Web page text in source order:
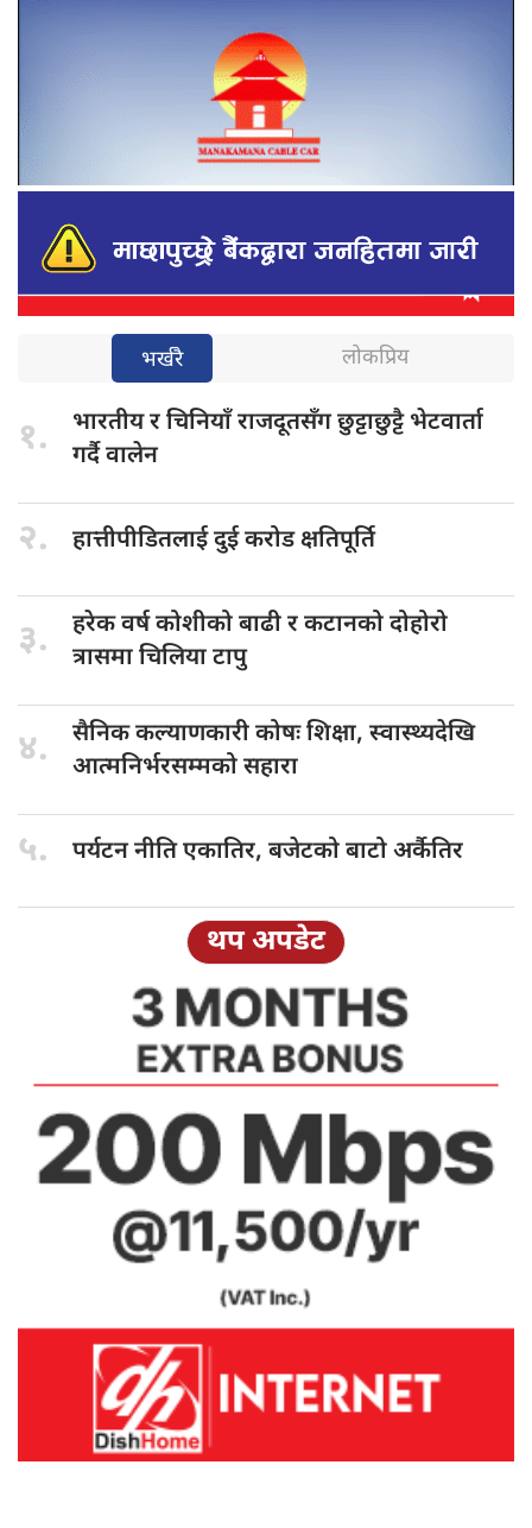
भर्खरै लोकप्रिय
१. भारतीय रचिनियाँ राजदूतसँग छुट्टाछुट्टै भेटवार्ता
गर्दै वालेन
२. हात्तीपीडितलाई दुईकरोड क्षतिपूर्ति
३. हरेक वर्षकोशीको बाढी र कटानको दोहोरो
त्रासमा चिलिया टापु
४. सैनिक कल्याणकारीकोषः शिक्षा, स्वास्थ्यदेखि
आत्मनिर्भरसम्मको सहारा
५. पर्यटन नीतिएकातिर, बजेटको बाटो अर्कैतिर
थप अपडेट